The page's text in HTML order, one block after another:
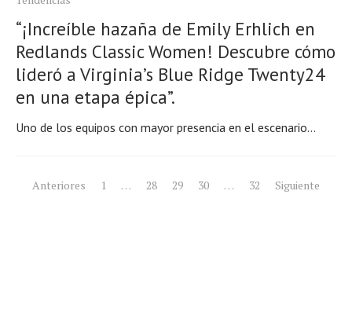
“¡Increíble hazaña de Emily Erhlich en
Redlands Classic Women! Descubre cómo
lideró a Virginia’s Blue Ridge Twenty24
en una etapa épica”.
Uno de los equipos con mayor presencia en el escenario...
Navegación
Anteriores 1 … 28 29 30 … 32 Siguiente